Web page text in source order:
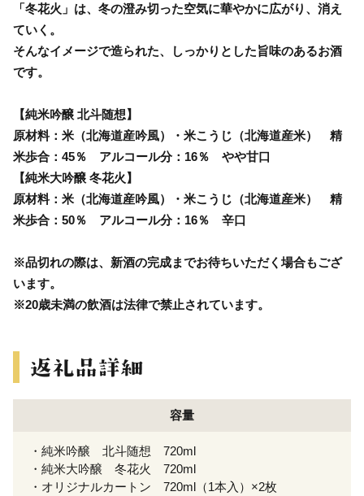
「冬花火」は、冬の澄み切った空気に華やかに広がり、消え
ていく。
そんなイメージで造られた、しっかりとした旨味のあるお酒
です。
【純米吟醸 北斗随想】
原材料：米（北海道産吟風）・米こうじ（北海道産米） 精
米歩合：45％ アルコール分：16％ やや甘口
【純米大吟醸 冬花火】
原材料：米（北海道産吟風）・米こうじ（北海道産米） 精
米歩合：50％ アルコール分：16％ 辛口
※品切れの際は、新酒の完成までお待ちいただく場合もござ
います。
※20歳未満の飲酒は法律で禁止されています。
容量
・純米吟醸 北斗随想 720ml
・純米大吟醸 冬花火 720ml
・オリジナルカートン 720ml（1本入）×2枚